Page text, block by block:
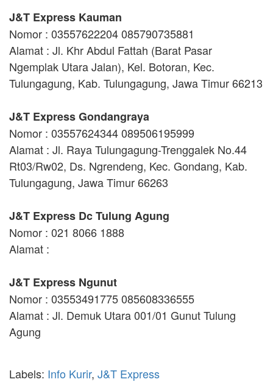
J&T Express Kauman
Nomor : 03557622204 085790735881
Alamat : Jl. Khr Abdul Fattah (Barat Pasar
Ngemplak Utara Jalan), Kel. Botoran, Kec.
Tulungagung, Kab. Tulungagung, Jawa Timur 66213
J&T Express Gondangraya
Nomor : 03557624344 089506195999
Alamat : Jl. Raya Tulungagung-Trenggalek No.44
Rt03/Rw02, Ds. Ngrendeng, Kec. Gondang, Kab.
Tulungagung, Jawa Timur 66263
J&T Express Dc Tulung Agung
Nomor : 021 8066 1888
Alamat :
J&T Express Ngunut
Nomor : 03553491775 085608336555
Alamat : Jl. Demuk Utara 001/01 Gunut Tulung
Agung
Labels: Info Kurir, J&T Express